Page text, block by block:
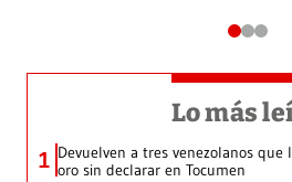
Lo más
1 Devuelven a tres venezolanos
oro sin declarar en Tocumen